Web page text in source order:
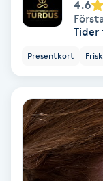
Gelenaglar
Gravidmassage
Gravidyoga
4.6
Tider
Presentkort